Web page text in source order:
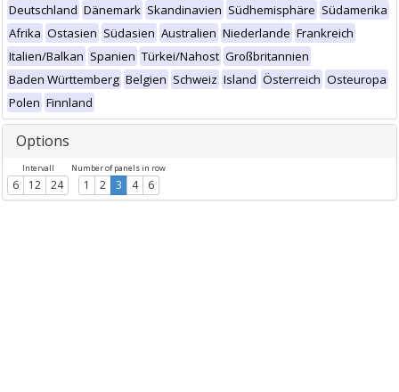
Deutschland Dänemark Skandinavien Südhemisphäre Südamerika
Afrika Ostasien Südasien Australien Niederlande Frankreich
Italien/Balkan Spanien Türkei/Nahost Großbritannien
Baden Württemberg Belgien Schweiz Island Österreich Osteuropa
Polen Finnland
Options
Intervall
6 12 24
Number of panels in row
1 2 3 4 6